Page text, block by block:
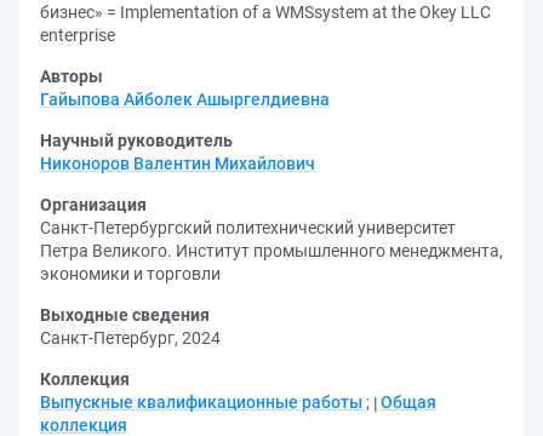
бизнес» = Implementation of a WMSsystem at the Okey LLC
enterprise
Авторы
Гайыпова Айболек Ашыргелдиевна
Научный руководитель
Никоноров Валентин Михайлович
Организация
Санкт-Петербургский политехнический университет
Петра Великого. Институт промышленного менеджмента,
экономики и торговли
Выходные сведения
Санкт-Петербург, 2024
Коллекция
Выпускные квалификационные работы ; Общая
коллекция